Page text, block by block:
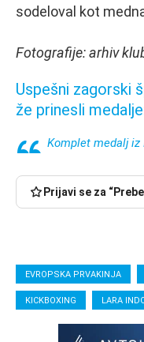
sodeloval kot
Fotografije: arhiv
Uspešni zagorski
že prinesli
Komplet medalj iz
Prijavi se za
EVROPSKA PRVAKINJA
KICKBOXING LARA